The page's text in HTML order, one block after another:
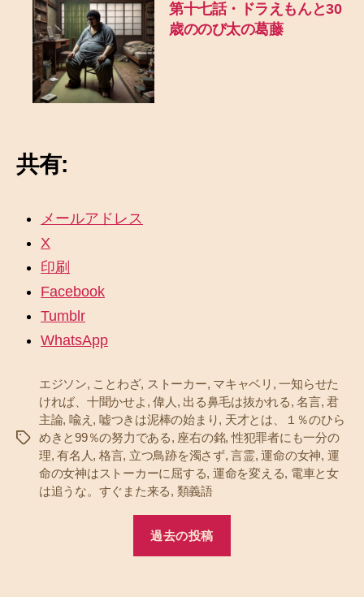
第十七話・ドラえもんと30
歳ののび太の葛藤
共有:
メールアドレス
X
印刷
Facebook
Tumblr
WhatsApp
タ
エジソン, ことわざ, ストーカー, マキャベリ ,一知らせた
ければ、十聞かせよ ,偉人 , 出る鼻毛は抜かれる,名言, 君
主論, 喩え , 嘘つきは泥棒の始まり, 天才とは、１％のひら
めきと99％の努力である, 座右の銘,性犯罪者にも一分の
理,有名人, 格言, 立つ鳥跡を濁さず,言霊,運命の女神, 運
命の女神はストーカーに屈する, 運命を変える, 電車と女
は追うな。すぐまた来る, 類義語
過去の投稿